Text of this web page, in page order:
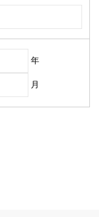
年
月